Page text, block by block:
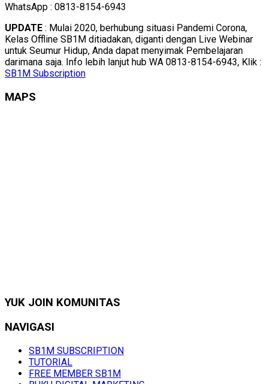
WhatsApp : 0813-8154-6943
UPDATE : Mulai 2020, berhubung situasi Pandemi Corona,
Kelas Offline SB1M ditiadakan, diganti dengan Live Webinar
untuk Seumur Hidup, Anda dapat menyimak Pembelajaran
darimana saja. Info lebih lanjut hub WA 0813-8154-6943, Klik :
SB1M Subscription
MAPS
YUK JOIN KOMUNITAS
NAVIGASI
SB1M SUBSCRIPTION
TUTORIAL
FREE MEMBER SB1M